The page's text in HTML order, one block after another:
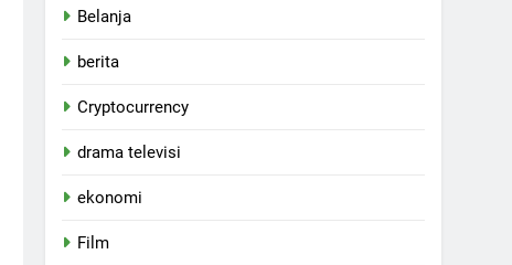
Belanja
berita
Cryptocurrency
drama televisi
ekonomi
Film